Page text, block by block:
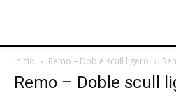
Inicio Remo – Doble scull ligero
Remo – Doble scull